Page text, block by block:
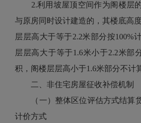
2.利用坡屋顶空间作为阁楼层
与原房同时设计建造的，其楼底高
层层高大于等于2.2米部分按100%
层层高大于等于1.6米小于2.2米部
积，阁楼层层高小于1.6米部分不计
二、非住宅房屋征收补偿机制
（一）整体区位评估方式结算
计价方式